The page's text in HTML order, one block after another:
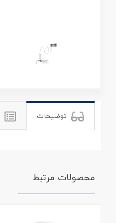
توضیحات
محصولات مرتبط